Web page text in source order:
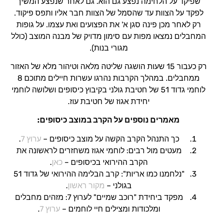
לפקד על הצוות עד שהסמל של הצוות חבר אליו ותפס פיקוד.
רק לאחר מכן פינה סגן א' את הפצועים ואת עצמו. על גופות
המחבלים נמצאו מפות עם סימון מדויק של מבנה המוצב (כולל
מגורי בנות).
רק כעבור 15 שעות הושגה שליטה מלאה וטיהור מלא של האזור
ממחבלים. במהלך הקרבות נהרגו עשרות חיילים מתוכם 8
לוחמי גדוד 51 של חטיבת גולני בקיבוץ כיסופים ושלושה לוחמי
יחידת אגוז של חטיבת עוז.
מאמרים נוספים על הקרב במוצב כיסופים:
כך התנהל הקרב הקשה על מוצב כיסופים –ערוץ 7 .
מעטים מול רבים: לוחמי אגוז משחזרים לראשונה את
הקרב ההירואי בכיסופים – כאן.
"נלחמנו כמו אריות": קרב הבלימה ההירואי של גדוד 51
בגולני – מקור ראשון.
מפקד ביחידת "רוכב שמיים" לערוץ 7: מזהים מחבלים
ומלכודות ומצילים חיי לוחמים –ערוץ 7 .